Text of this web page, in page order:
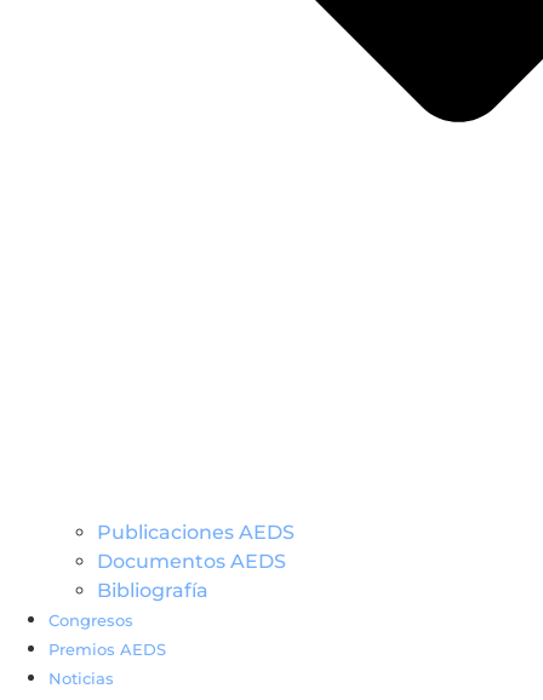
Publicaciones AEDS
Documentos AEDS
Bibliografía
Congresos
Premios AEDS
Noticias